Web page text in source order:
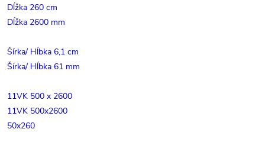
Dĺžka 260 cm
Dĺžka 2600 mm
Šírka/ Hĺbka 6,1 cm
Šírka/ Hĺbka 61 mm
11VK 500 x 2600
11VK 500x2600
50x260